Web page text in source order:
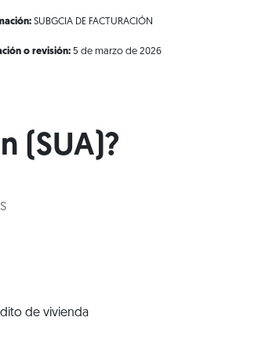
SUBGCIA DE FACTURACIÓN
o revisión: 5 de marzo de 2026
(SUA)?
de vivienda